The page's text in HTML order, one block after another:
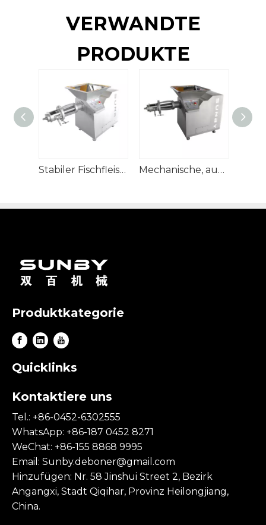
VERWANDTE
PRODUKTE
Stabiler Fischfleischtrenner von ausgezeichneter Qualität Mechanische, automatische und effiziente Fischgrätenentfernungsmaschine
Produktkategorie
Quicklinks
Kontaktiere uns
Tel.: +86-0452-6302555
WhatsApp: +86-187 0452 8271
WeChat: +86-155 8868 9995
Email: Sunby.deboner@gmail.com
Hinzufügen: Nr. 58 Jinshui Street 2, Bezirk
Angangxi, Stadt Qiqihar, Provinz Heilongjiang,
China.